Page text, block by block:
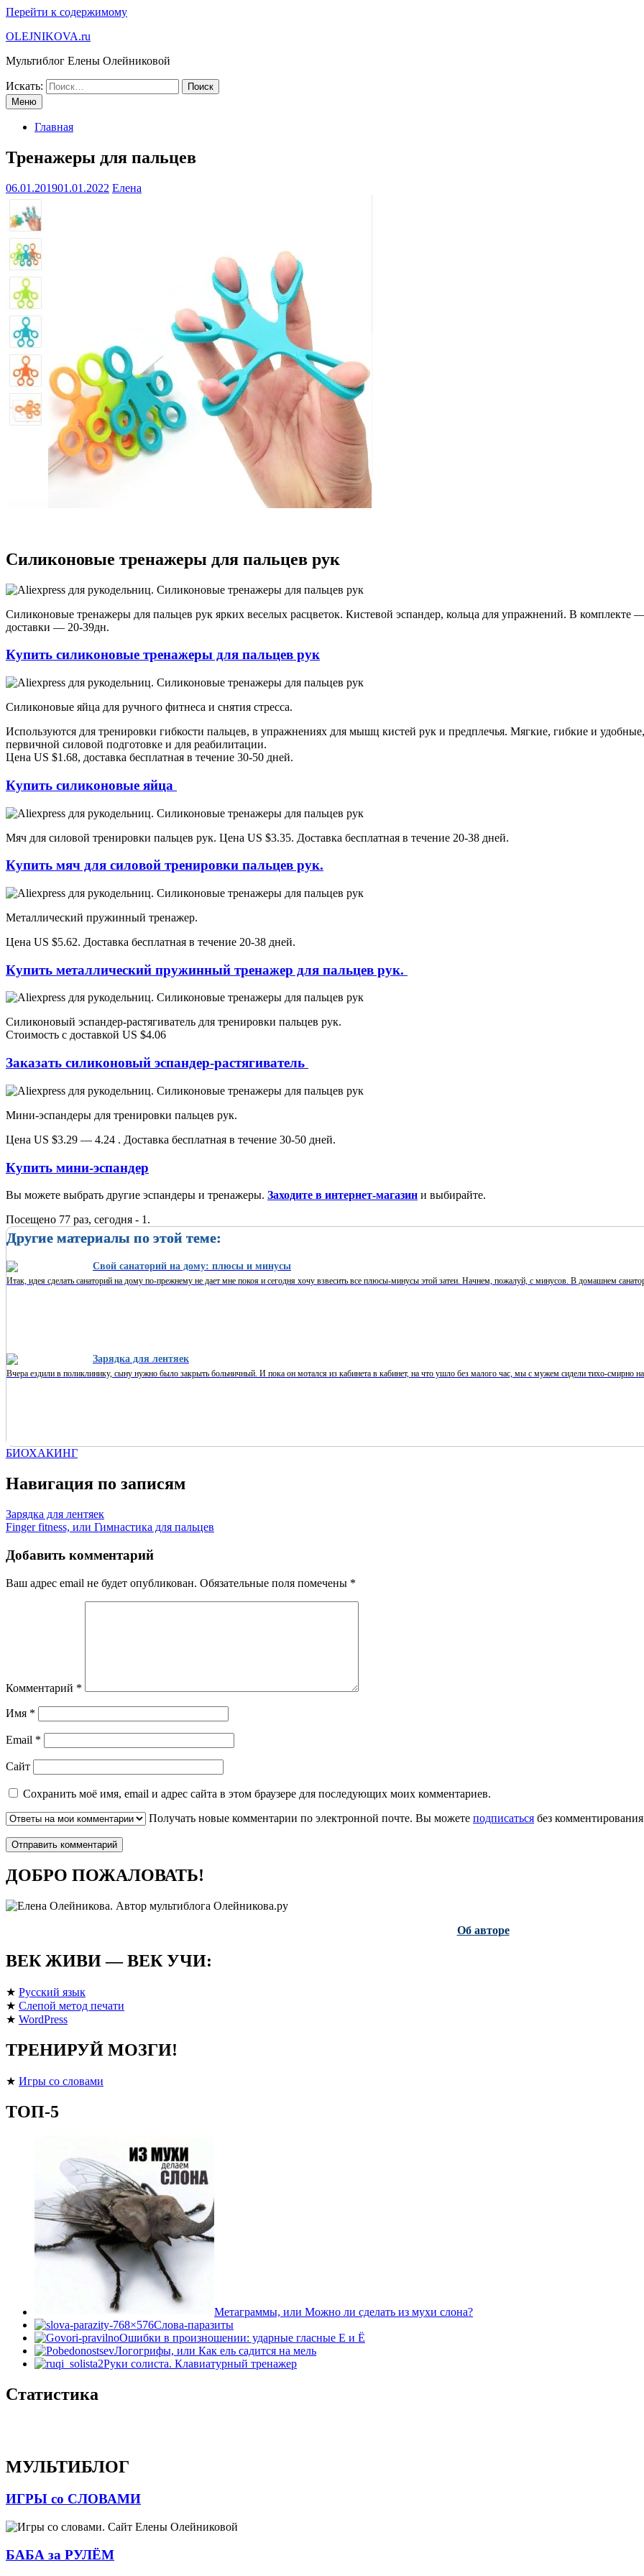
Перейти к содержимому
OLEJNIKOVA.ru
Мультиблог Елены Олейниковой
Искать:
Меню
Главная
Тренажеры для пальцев
06.01.201901.01.2022 Елена
Силиконовые тренажеры для пальцев рук
Силиконовые тренажеры для пальцев рук ярких веселых расцветок. Кистевой эспандер, кольца для упражнений. В комплекте
доставки — 20-39дн.
Купить силиконовые тренажеры для пальцев рук
Силиконовые яйца для ручного фитнеса и снятия стресса.
Используются для тренировки гибкости пальцев, в упражнениях для мышц кистей рук и предплечья. Мягкие, гибкие и
первичной силовой подготовке и для реабилитации.
Цена US $1.68, доставка бесплатная в течение 30-50 дней.
Купить силиконовые яйца
Мяч для силовой тренировки пальцев рук. Цена US $3.35. Доставка бесплатная в течение 20-38 дней.
Купить мяч для силовой тренировки пальцев рук.
Металлический пружинный тренажер.
Цена US $5.62. Доставка бесплатная в течение 20-38 дней.
Купить металлический пружинный тренажер для пальцев рук.
Силиконовый эспандер-растягиватель для тренировки пальцев рук.
Стоимость с доставкой US $4.06
Заказать силиконовый эспандер-растягиватель
Мини-эспандеры для тренировки пальцев рук.
Цена US $3.29 — 4.24 . Доставка бесплатная в течение 30-50 дней.
Купить мини-эспандер
Вы можете выбрать другие эспандеры и тренажеры. Заходите в интернет-магазин и выбирайте.
Посещено 77 раз, сегодня - 1.
Другие материалы по этой теме:
Свой санаторий на дому: плюсы и минусы
Итак, идея сделать санаторий на дому по-прежнему не дает мне покоя и сегодня хочу взвесить все плюсы-минусы этой затеи. Начнем, пожалуй, с минусов. В домашнем
Зарядка для лентяек
Вчера ездили в поликлинику, сыну нужно было закрыть больничный. И пока он мотался из кабинета в кабинет, на что ушло без малого час, мы с мужем сидели тихо-смирно на
БИОХАКИНГ
Навигация по записям
Зарядка для лентяек
Finger fitness, или Гимнастика для пальцев
Добавить комментарий
Ваш адрес email не будет опубликован. Обязательные поля помечены *
Комментарий *
Имя *
Email *
Сайт
Сохранить моё имя, email и адрес сайта в этом браузере для последующих моих комментариев.
Получать новые комментарии по электронной почте. Вы можете подписаться без
ДОБРО ПОЖАЛОВАТЬ!
Об авторе
ВЕК ЖИВИ — ВЕК УЧИ:
★ Русский язык
★ Слепой метод печати
★ WordPress
ТРЕНИРУЙ МОЗГИ!
★ Игры со словами
ТОП-5
Метаграммы, или Можно ли сделать из мухи слона?
Слова-паразиты
Ошибки в произношении: ударные гласные Е и Ё
Логогрифы, или Как ель садится на мель
Руки солиста. Клавиатурный тренажер
Статистика
МУЛЬТИБЛОГ
ИГРЫ со СЛОВАМИ
БАБА за РУЛЁМ